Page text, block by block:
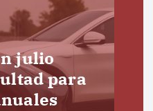
julio
para